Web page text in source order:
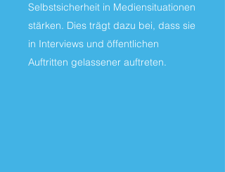
Selbstsicherheit in Mediensituationen
stärken. Dies trägt dazu bei, dass sie
in Interviews und öffentlichen
Auftritten gelassener auftreten.